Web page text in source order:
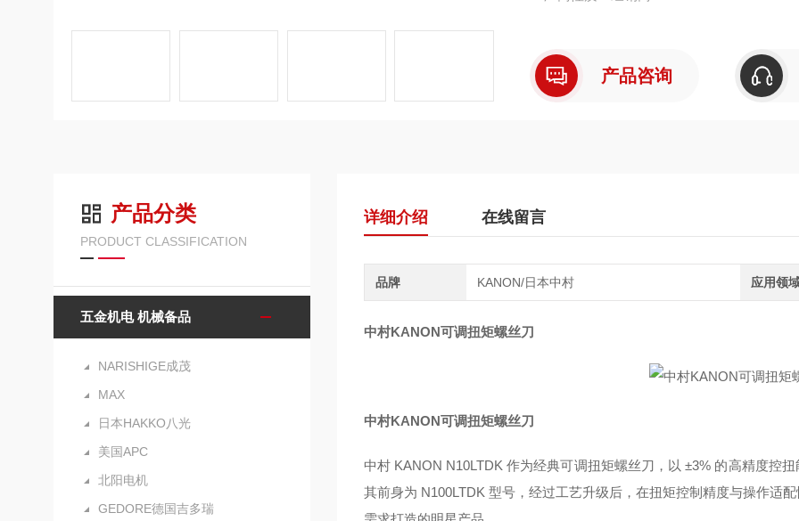
产品咨询
产品分类
PRODUCT CLASSIFICATION
五金机电 机械备品
NARISHIGE成茂
MAX
日本HAKKO八光
美国APC
北阳电机
GEDORE德国吉多瑞
详细介绍 在线留言
品牌 KANON/日本中村 应用领
中村KANON可调扭矩螺丝刀
中村KANON可调扭矩螺丝刀
中村 KANON N10LTDK 作为经典可调扭矩螺丝刀，以 ±3% 的高精度控
其前身为 N100LTDK 型号，经过工艺升级后，在扭矩控制精度与操作适